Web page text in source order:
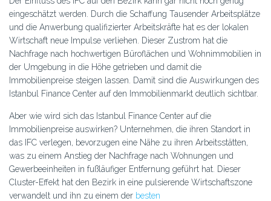
eingeschätzt werden. Durch die Schaffung Tausender Arbeitsplätze
und die Anwerbung qualifizierter Arbeitskräfte hat es der lokalen
Wirtschaft neue Impulse verliehen. Dieser Zustrom hat die
Nachfrage nach hochwertigen Büroflächen und Wohnimmobilien in
der Umgebung in die Höhe getrieben und damit die
Immobilienpreise steigen lassen. Damit sind die Auswirkungen des
Istanbul Finance Center auf den Immobilienmarkt deutlich sichtbar.
Aber wie wird sich das Istanbul Finance Center auf die
Immobilienpreise auswirken? Unternehmen, die ihren Standort in
das IFC verlegen, bevorzugen eine Nähe zu ihren Arbeitsstätten,
was zu einem Anstieg der Nachfrage nach Wohnungen und
Gewerbeeinheiten in fußläufiger Entfernung geführt hat. Dieser
Cluster-Effekt hat den Bezirk in eine pulsierende Wirtschaftszone
verwandelt und ihn zu einem der besten